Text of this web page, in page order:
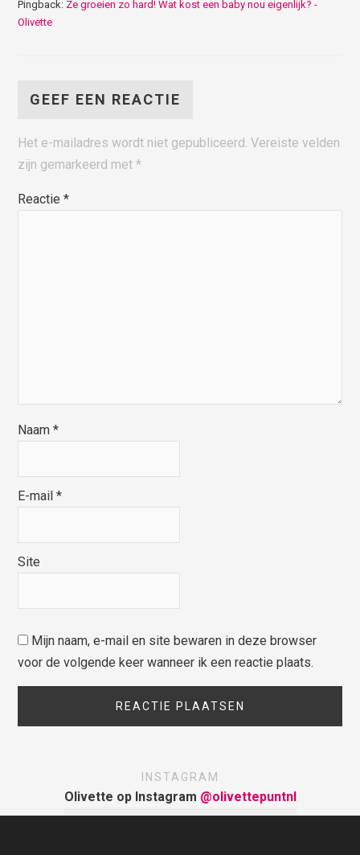
Pingback: Ze groeien zo hard! Wat kost een baby nou eigenlijk? -
Olivette
GEEF EEN REACTIE
Het e-mailadres wordt niet gepubliceerd. Vereiste velden
zijn gemarkeerd met*
Reactie*
Naam*
E-mail*
Site
Mijn naam, e-mail en site bewaren in deze browser
voor de volgende keer wanneer ik een reactie plaats.
INSTAGRAM
Olivette op Instagram @olivettepuntnl